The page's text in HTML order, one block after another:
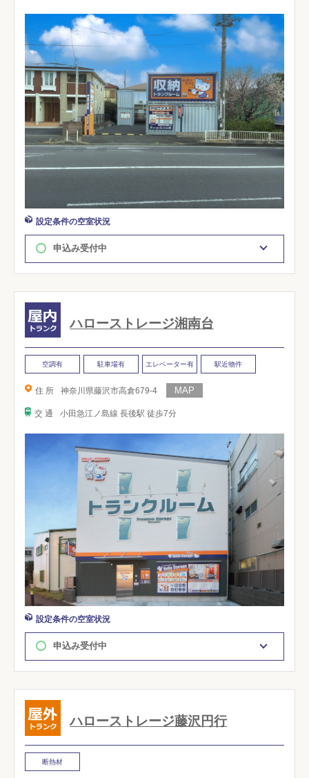
設定条件の空室状況
申込み受付中
ハローストレージ湘南台
空調有 駐車場有 エレベーター有 駅近物件
住 所 神奈川県藤沢市高倉679-4
交 通 小田急江ノ島線 長後駅 徒歩7分
設定条件の空室状況
申込み受付中
ハローストレージ藤沢円行
断熱材